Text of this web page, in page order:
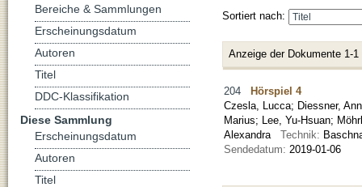
Sortiert nach:
Anzeige der Dokumente 1-1
204 Hörspiel 4
Czesla, Lucca; Diessner,
Marius; Lee, Yu-Hsuan;
Alexandra Technik:
Sendedatum: 2019-01-06
Bereiche & Sammlungen
Erscheinungsdatum
Autoren
Titel
DDC-Klassifikation
Diese Sammlung
Erscheinungsdatum
Autoren
Titel